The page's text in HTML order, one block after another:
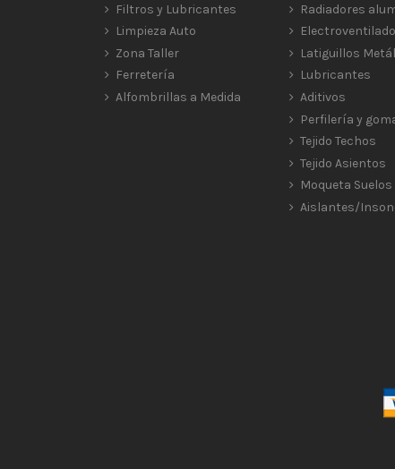
Filtros y Lubricantes
Limpieza Auto
Zona Taller
Ferretería
Alfombrillas a Medida
Radiadores
Latiguillos
Lubricantes
Aditivos
Perfilería y
Tejido Techos
Tejido Asientos
Moqueta Suelos
Aislantes/